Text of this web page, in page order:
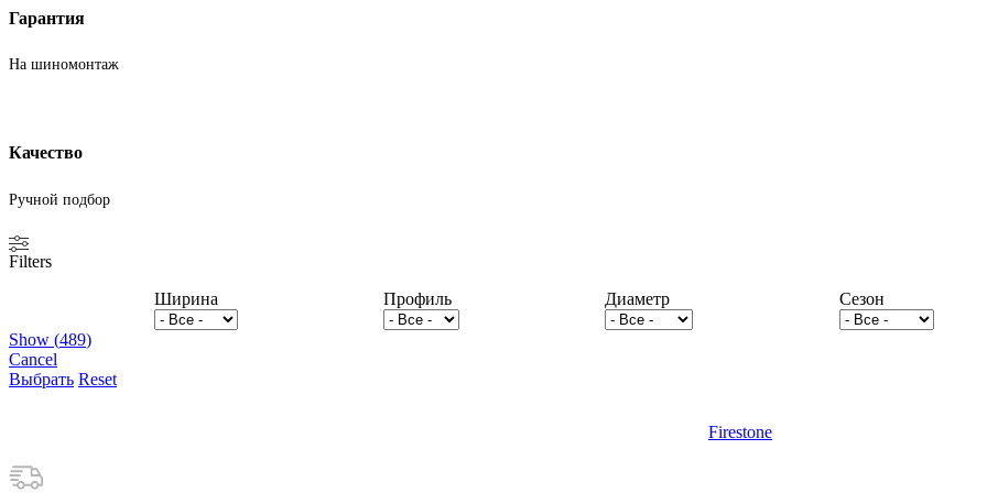
Гарантия
На шиномонтаж
Качество
Ручной подбор
Filters
Ширина
Профиль Диаметр Сезон
Show (489)
Cancel
Выбрать Reset
Firestone